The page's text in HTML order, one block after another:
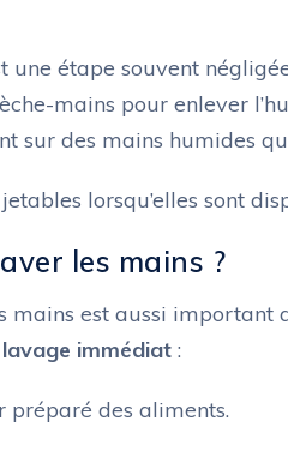
une étape souvent
mains pour enlever
sur des mains humides
lorsqu’elles sont
les mains ?
mains est aussi important
lavage immédiat :
préparé des aliments.